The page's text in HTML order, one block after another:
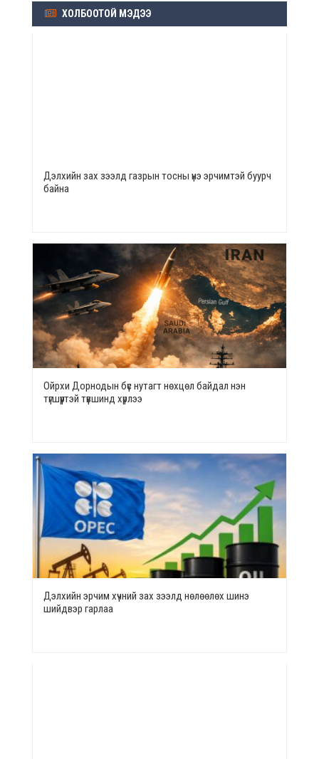
ХОЛБООТОЙ МЭДЭЭ
Дэлхийн зах зээлд газрын тосны үнэ эрчимтэй буурч
байна
Ойрхи Дорнодын бүс нутагт нөхцөл байдал нэн
түгшүүртэй түвшинд хүрлээ
Дэлхийн эрчим хүчний зах зээлд нөлөөлөх шинэ
шийдвэр гарлаа